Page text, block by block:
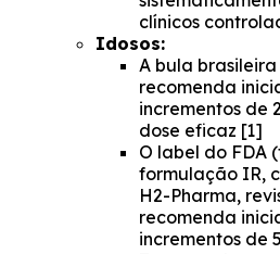
clínicos
Idosos:
A bula
recomenda
incrementos de
dose eficaz [1]
O label do FDA
formulação IR,
H2-Pharma,
recomenda
incrementos de